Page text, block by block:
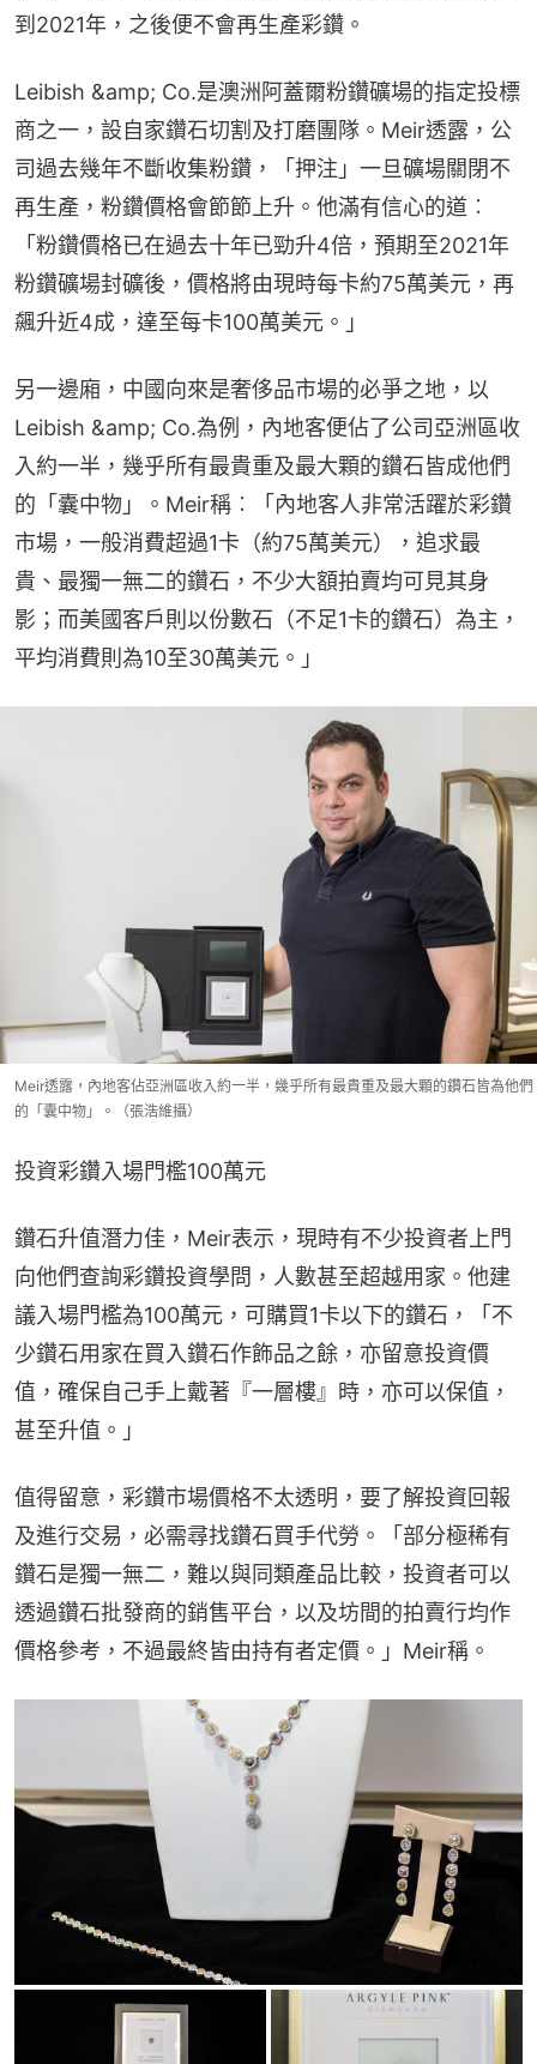
到2021年，之後便不會再生產彩鑽。
Leibish &amp; Co.是澳洲阿蓋爾粉鑽礦場的指定投標
商之一，設自家鑽石切割及打磨團隊。Meir透露，公
司過去幾年不斷收集粉鑽，「押注」一旦礦場關閉不
再生產，粉鑽價格會節節上升。他滿有信心的道︰
「粉鑽價格已在過去十年已勁升4倍，預期至2021年
粉鑽礦場封礦後，價格將由現時每卡約75萬美元，再
飆升近4成，達至每卡100萬美元。」
另一邊廂，中國向來是奢侈品市場的必爭之地，以
Leibish &amp; Co.為例，內地客便佔了公司亞洲區收
入約一半，幾乎所有最貴重及最大顆的鑽石皆成他們
的「囊中物」。Meir稱︰「內地客人非常活躍於彩鑽
市場，一般消費超過1卡（約75萬美元），追求最
貴、最獨一無二的鑽石，不少大額拍賣均可見其身
影；而美國客戶則以份數石（不足1卡的鑽石）為主，
平均消費則為10至30萬美元。」
Meir透露，內地客佔亞洲區收入約一半，幾乎所有最貴重及最大顆的鑽石皆為他們
的「囊中物」。（張浩維攝）
投資彩鑽入場門檻100萬元
鑽石升值潛力佳，Meir表示，現時有不少投資者上門
向他們查詢彩鑽投資學問，人數甚至超越用家。他建
議入場門檻為100萬元，可購買1卡以下的鑽石，「不
少鑽石用家在買入鑽石作飾品之餘，亦留意投資價
值，確保自己手上戴著『一層樓』時，亦可以保值，
甚至升值。」
值得留意，彩鑽市場價格不太透明，要了解投資回報
及進行交易，必需尋找鑽石買手代勞。「部分極稀有
鑽石是獨一無二，難以與同類產品比較，投資者可以
透過鑽石批發商的銷售平台，以及坊間的拍賣行均作
價格參考，不過最終皆由持有者定價。」Meir稱。